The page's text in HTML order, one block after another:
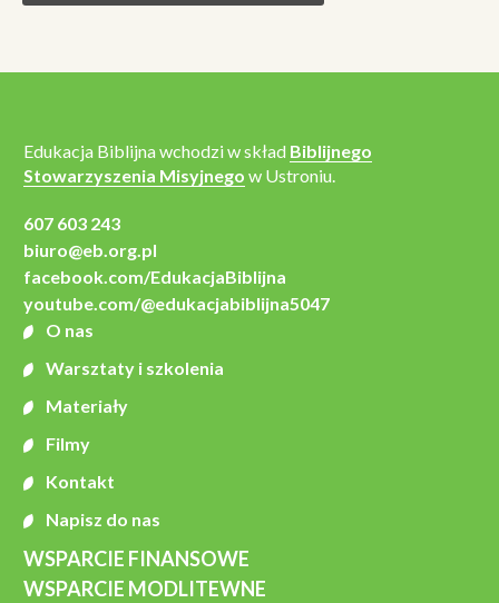
Edukacja Biblijna wchodzi w skład Biblijnego
Stowarzyszenia Misyjnego w Ustroniu.
607 603 243
biuro@eb.org.pl
facebook.com/EdukacjaBiblijna
youtube.com/@edukacjabiblijna5047
O nas
Warsztaty i szkolenia
Materiały
Filmy
Kontakt
Napisz do nas
WSPARCIE FINANSOWE
WSPARCIE MODLITEWNE